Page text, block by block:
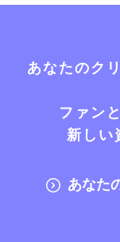
あなたのク
ファン
新しい
あなた